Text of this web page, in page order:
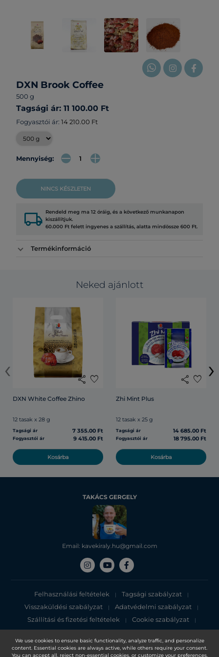
We use cookies to ensure basic functionality, analyze traffic, and personalize
content. Essential cookies are always active, while others require your consent.
You can accept all, reject non-essential cookies, or customize your preferences.
DXN Brook Coffee
500 g
Tagsági ár: 11 100.00 Ft
Fogyasztói ár: 14 210.00 Ft
Mennyiség:
NINCS KÉSZLETEN
local_shipping Rendeld meg ma 12 óráig, és a következő munkanapon
kiszállítjuk.
60.000 Ft felett ingyenes a szállítás, alatta mindössze 600 Ft.
Termékinformáció
Neked ajánlott
share favorite
DXN White Coffee Zhino
12 tasak x 28 g
Tagsági ár 7 355.00 Ft
Fogyasztói ár 9 415.00 Ft
Kosárba
share favorite
Zhi Mint Plus
12 tasak x 25 g
Tagsági ár 14 685.00 Ft
Fogyasztói ár 18 795.00 Ft
Kosárba
‹ ›
TAKÁCS GERGELY
Email: kavekiraly.hu@gmail.com
Felhasználási feltételek | Tagsági szabályzat |
Visszaküldési szabályzat | Adatvédelmi szabályzat |
Szállítási és fizetési feltételek | Cookie szabályzat |
Adatvédelmi tájékoztató
Copyright 2025, DXN Holdings Bhd. 199501033918 (363120-V)